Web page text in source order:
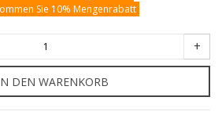
Sie 10% Mengenrabatt
+
DEN WARENKORB